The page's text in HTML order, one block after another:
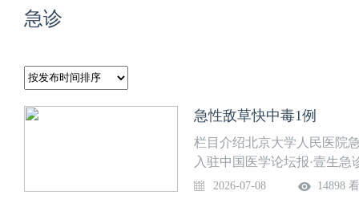
急诊
急性敌草快中毒1例
栏目介绍北京大学人民医院
入驻中国医学论坛报·壹生
部免费开放，供临床同道交
2026-07-08 14898